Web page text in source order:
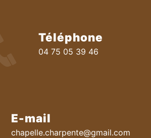
Téléphone
04 75 05 39 46
E-mail
chapelle.charpente@gmail.com